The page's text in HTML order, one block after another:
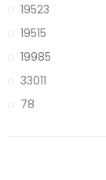
19523
19515
19985
33011
78